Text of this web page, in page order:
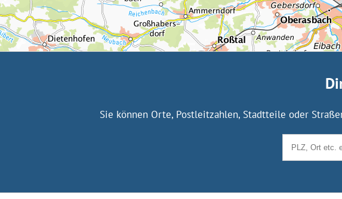
Sie können Orte, Postleitzahlen, Stadtteile oder